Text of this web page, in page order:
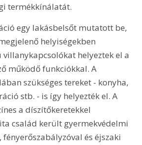
termékkínálatát.
egy lakásbelsőt mutatott be,
helyiségekben
helyeztek el a
működő funkciókkal. A
szükséges tereket - konyha,
stb. - is így helyezték el. A
a díszítőkeretekkel
család került gyermekvédelmi
és éjszaki